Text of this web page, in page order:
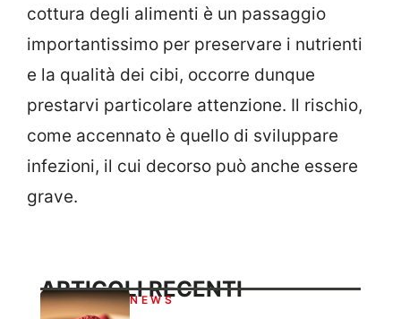
cottura degli alimenti è un passaggio
importantissimo per preservare i nutrienti
e la qualità dei cibi, occorre dunque
prestarvi particolare attenzione. Il rischio,
come accennato è quello di sviluppare
infezioni, il cui decorso può anche essere
grave.
ARTICOLI RECENTI
NEWS